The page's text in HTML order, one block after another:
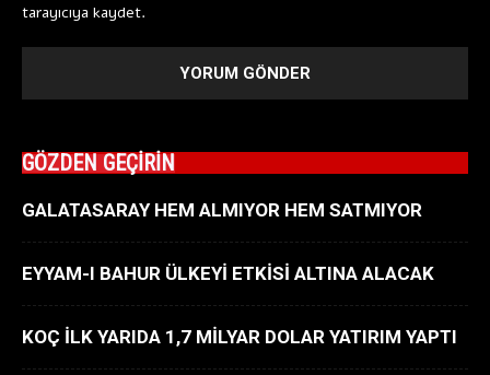
tarayıcıya kaydet.
GÖZDEN GEÇİRİN
GALATASARAY HEM ALMIYOR HEM SATMIYOR
EYYAM-I BAHUR ÜLKEYİ ETKİSİ ALTINA ALACAK
KOÇ İLK YARIDA 1,7 MİLYAR DOLAR YATIRIM YAPTI